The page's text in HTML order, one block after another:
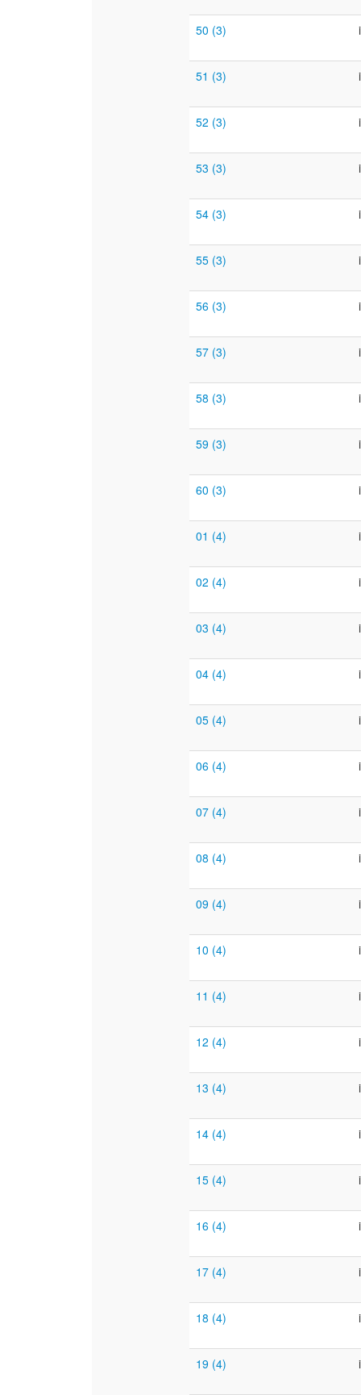
50 (3)
51 (3)
52 (3)
53 (3)
54 (3)
55 (3)
56 (3)
57 (3)
58 (3)
59 (3)
60 (3)
01 (4)
02 (4)
03 (4)
04 (4)
05 (4)
06 (4)
07 (4)
08 (4)
09 (4)
10 (4)
11 (4)
12 (4)
13 (4)
14 (4)
15 (4)
16 (4)
17 (4)
18 (4)
19 (4)